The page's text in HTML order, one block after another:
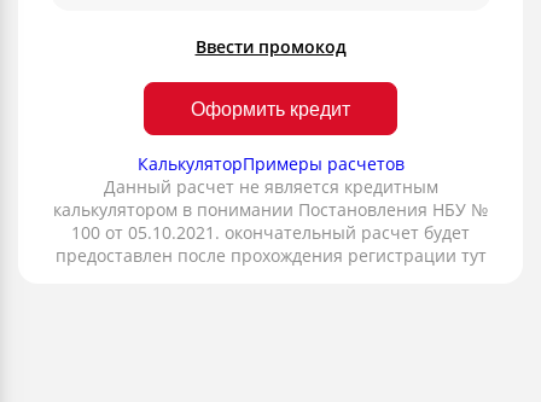
Ввести промокод
Оформить кредит
КалькуляторПримеры расчетов
Данный расчет не является кредитным
калькулятором в понимании Постановления НБУ №
100 от 05.10.2021. окончательный расчет будет
предоставлен после прохождения регистрации тут